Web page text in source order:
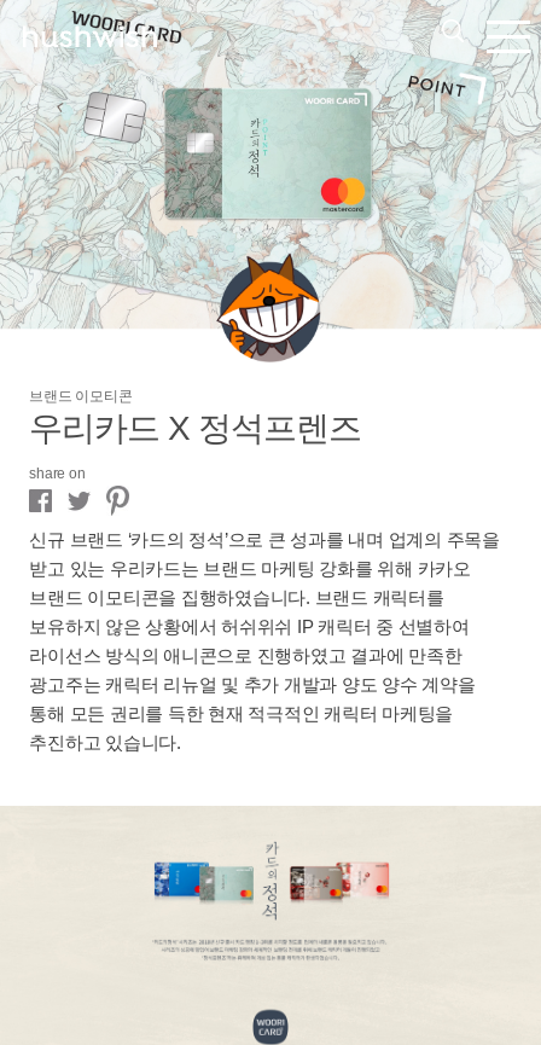
브랜드 이모티콘
우리카드 X 정석프렌즈
share on
신규 브랜드 ‘카드의 정석’으로 큰 성과를 내며 업계의 주목을
받고 있는 우리카드는 브랜드 마케팅 강화를 위해 카카오
브랜드 이모티콘을 집행하였습니다. 브랜드 캐릭터를
보유하지 않은 상황에서 허쉬위쉬 IP 캐릭터 중 선별하여
라이선스 방식의 애니콘으로 진행하였고 결과에 만족한
광고주는 캐릭터 리뉴얼 및 추가 개발과 양도 양수 계약을
통해 모든 권리를 득한 현재 적극적인 캐릭터 마케팅을
추진하고 있습니다.